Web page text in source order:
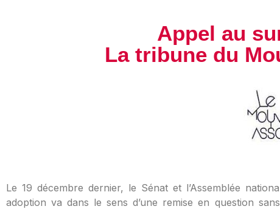
Appel au
La tribune du
Le 19 décembre dernier, le Sénat et l’Assemblée
adoption va dans le sens d’une remise en question